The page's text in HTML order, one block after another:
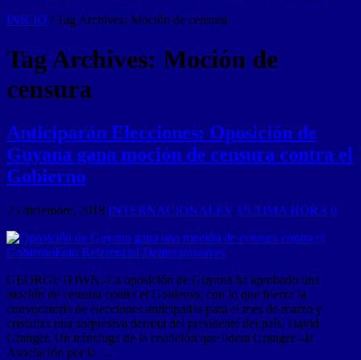
INICIO / Tag Archives: Moción de censura
Tag Archives: Moción de
censura
Anticiparán Elecciones: Oposición de
Guyana gana moción de censura contra el
Gobierno
25 diciembre, 2018 INTERNACIONALES, ULTIMA HORA 0
GEORGETOWN.-La oposición de Guyana ha aprobado una
moción de censura contra el Gobierno, con lo que fuerza la
convocatoria de elecciones anticipadas para el mes de marzo y
cristaliza una sorpresiva derrota del presidente del país, David
Granger. Un tránsfuga de la coalición que lidera Granger –la
Asociación por la …